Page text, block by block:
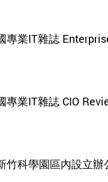
專業IT雜誌
專業IT雜誌 CIO
竹科學園區內設立辦